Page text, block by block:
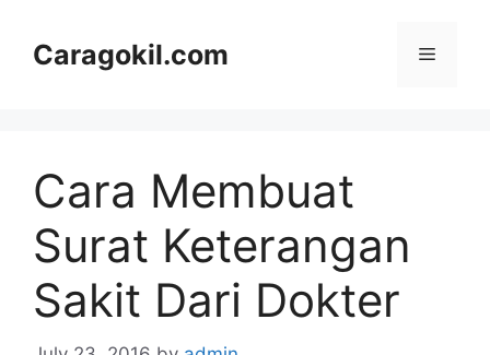
contentCaragokil.com Menu
Cara Membuat
Surat Keterangan
Sakit Dari Dokter